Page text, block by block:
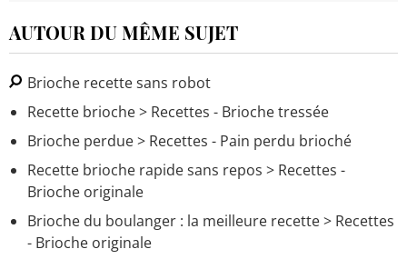
AUTOUR DU MÊME SUJET
Brioche recette sans robot
Recette brioche> Recettes - Brioche tressée
Brioche perdue> Recettes - Pain perdu brioché
Recette brioche rapide sans repos > Recettes -
Brioche originale
Brioche du boulanger : la meilleure recette> Recettes
- Brioche originale